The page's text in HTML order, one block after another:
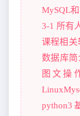
MySQL
3-1 所有
课程相关
数据库简
图文操
python3